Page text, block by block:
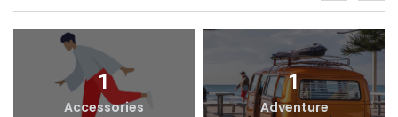
1
Accessories
1
Adventure